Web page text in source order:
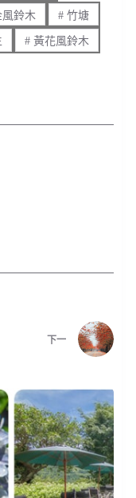
鈴木 # 竹塘
# 黃花風鈴木
下一